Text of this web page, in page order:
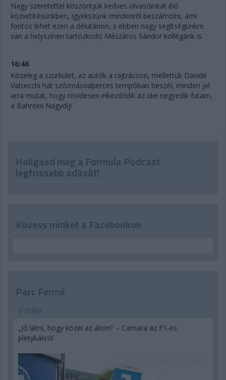
Nagy szeretettel köszöntjük kedves olvasóinkat élő
közvetítésünkben, igyekszünk mindenről beszámolni, ami
fontos lehet ezen a délutánon, s ebben nagy segítségünkre
van a helyszínen tartózkodó Mészáros Sándor kollégánk is.
16:46
Közeleg a szürkület, az autók a rajtrácson, mellettük Davide
Valsecchi hat szó/másodperces tempóban beszél, minden jel
arra mutat, hogy rövidesen elkezdődik az idei negyedik futam,
a Bahreini Nagydíj!
Hallgasd meg a Formula Podcast
legfrissebb adását!
Kövess minket a Facebookon
Parc Fermé
3 órája
„Jó látni, hogy közel az álom” – Camara az F1-es
pletykákról